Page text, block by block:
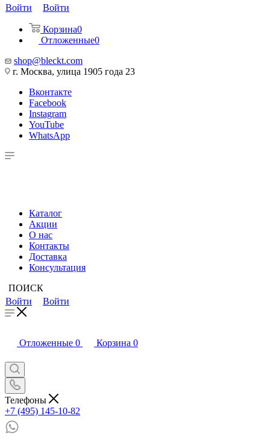
Войти
Войти
Корзина0
Отложенные0
shop@bleckt.com
г. Москва, улица 1905 года 23
Вконтакте
Facebook
Instagram
YouTube
WhatsApp
Каталог
Акции
О нас
Контакты
Доставка
Консультация
ПОИСК
Войти
Войти
Отложенные 0 Корзина 0
Телефоны
+7 (495) 145-10-82